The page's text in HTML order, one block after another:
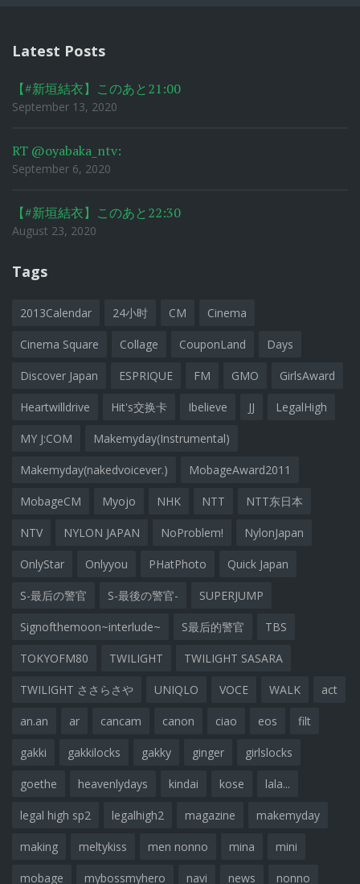
Latest Posts
【#新垣結衣】このあと21:00
September 13, 2020
RT @oyabaka_ntv:
September 6, 2020
【#新垣結衣】このあと22:30
August 23, 2020
Tags
2013Calendar 24小时 CM Cinema
Cinema Square Collage CouponLand Days
Discover Japan ESPRIQUE FM GMO GirlsAward
Heartwilldrive Hit's交换卡 Ibelieve JJ LegalHigh
MY J:COM Makemyday(Instrumental)
Makemyday(nakedvoicever.) MobageAward2011
MobageCM Myojo NHK NTT NTT东日本
NTV NYLON JAPAN NoProblem! NylonJapan
OnlyStar Onlyyou PHatPhoto Quick Japan
S-最后の警官 S-最後の警官- SUPERJUMP
Signofthemoon~interlude~ S最后的警官 TBS
TOKYOFM80 TWILIGHT TWILIGHT SASARA
TWILIGHT ささらさや UNIQLO VOCE WALK act
an.an ar cancam canon ciao eos filt
gakki gakkilocks gakky ginger girlslocks
goethe heavenlydays kindai kose lala...
legal high sp2 legalhigh2 magazine makemyday
making meltykiss men nonno mina mini
mobage mybossmyhero navi news nonno